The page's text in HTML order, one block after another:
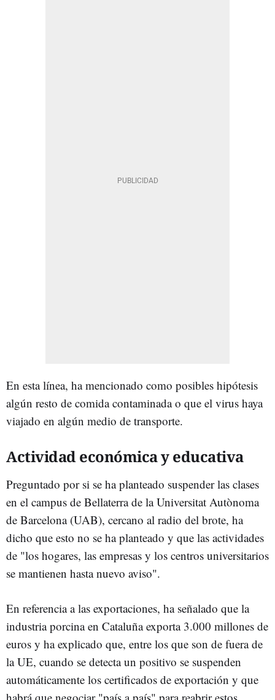
En esta línea, ha mencionado como posibles hipótesis
algún resto de comida contaminada o que el virus haya
viajado en algún medio de transporte.
Actividad económica y educativa
Preguntado por si se ha planteado suspender las clases
en el campus de Bellaterra de la Universitat Autònoma
de Barcelona (UAB), cercano al radio del brote, ha
dicho que esto no se ha planteado y que las actividades
de "los hogares, las empresas y los centros universitarios
se mantienen hasta nuevo aviso".
En referencia a las exportaciones, ha señalado que la
industria porcina en Cataluña exporta 3.000 millones de
euros y ha explicado que, entre los que son de fuera de
la UE, cuando se detecta un positivo se suspenden
automáticamente los certificados de exportación y que